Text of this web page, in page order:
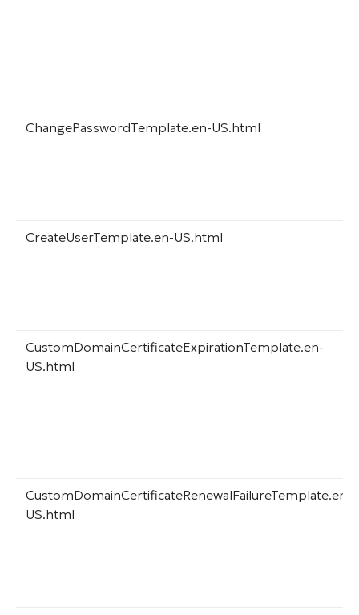
ChangePasswordTemplate.en-US.html
CreateUserTemplate.en-US.html
CustomDomainCertificateExpirationTemplate.en-
US.html
CustomDomainCertificateRenewalFailureTemplate.en-
US.html